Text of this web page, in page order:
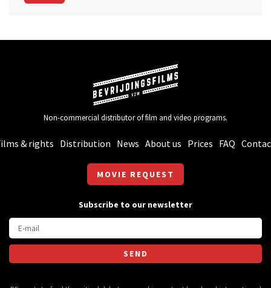
Non-commercial distributor of film and video programs.
& rights Distribution News About us Prices FAQ
MOVIE REQUEST
Subscribe to our newsletter